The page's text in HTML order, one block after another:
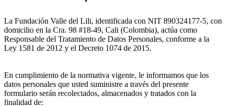
La Fundación Valle del Lili, identificada con NIT 890324177-5, con
domicilio en la Cra. 98 #18-49, Cali (Colombia), actúa como
Responsable del Tratamiento de Datos Personales, conforme a la
Ley 1581 de 2012 y el Decreto 1074 de 2015.
En cumplimiento de la normativa vigente, le informamos que los
datos personales que usted suministre a través del presente
formulario serán recolectados, almacenados y tratados con la
finalidad de: